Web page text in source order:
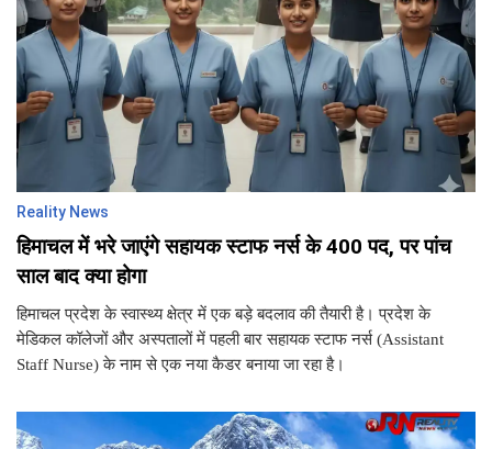
Reality News
हिमाचल में भरे जाएंगे सहायक स्टाफ नर्स के 400 पद, पर पांच
साल बाद क्या होगा
हिमाचल प्रदेश के स्वास्थ्य क्षेत्र में एक बड़े बदलाव की तैयारी है। प्रदेश के
मेडिकल कॉलेजों और अस्पतालों में पहली बार सहायक स्टाफ नर्स (Assistant
Staff Nurse) के नाम से एक नया कैडर बनाया जा रहा है।